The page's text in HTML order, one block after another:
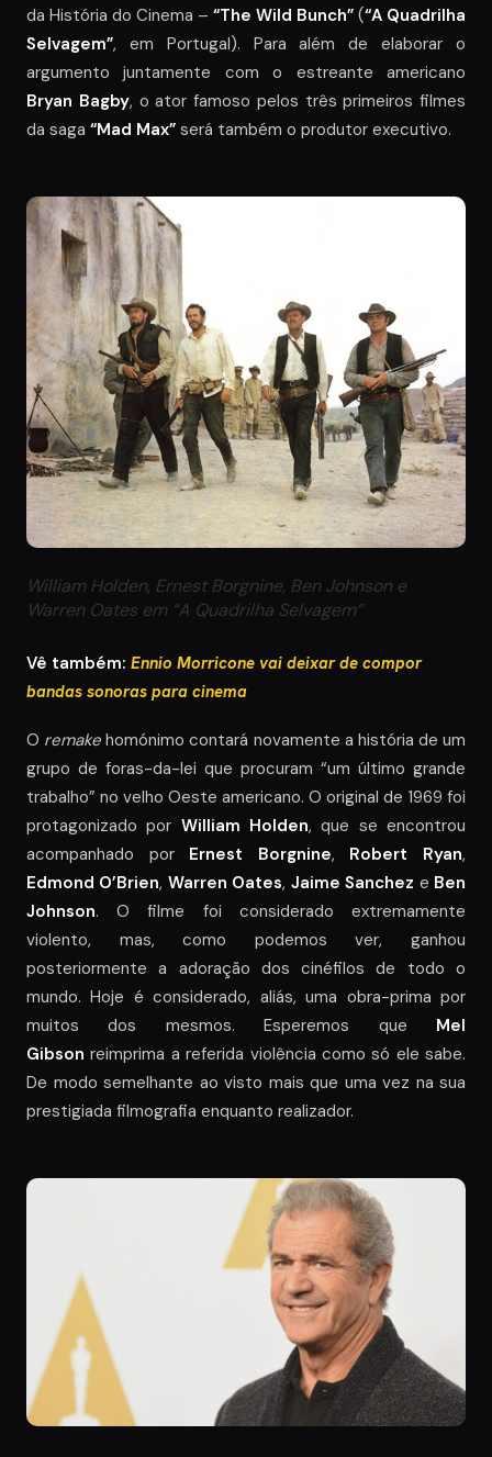
da História do Cinema – “The Wild Bunch” (“A Quadrilha
Selvagem”, em Portugal). Para além de elaborar o
argumento juntamente com o estreante americano
Bryan Bagby, o ator famoso pelos três primeiros filmes
da saga “Mad Max” será também o produtor executivo.
William Holden, Ernest Borgnine, Ben Johnson e
Warren Oates em “A Quadrilha Selvagem”
Vê também: Ennio Morricone vai deixar de compor
bandas sonoras para cinema
O remake homónimo contará novamente a história de um
grupo de foras-da-lei que procuram “um último grande
trabalho” no velho Oeste americano. O original de 1969 foi
protagonizado por William Holden, que se encontrou
acompanhado por Ernest Borgnine, Robert Ryan,
Edmond O’Brien, Warren Oates, Jaime Sanchez e Ben
Johnson. O filme foi considerado extremamente
violento, mas, como podemos ver, ganhou
posteriormente a adoração dos cinéfilos de todo o
mundo. Hoje é considerado, aliás, uma obra-prima por
muitos dos mesmos. Esperemos que Mel
Gibson reimprima a referida violência como só ele sabe.
De modo semelhante ao visto mais que uma vez na sua
prestigiada filmografia enquanto realizador.